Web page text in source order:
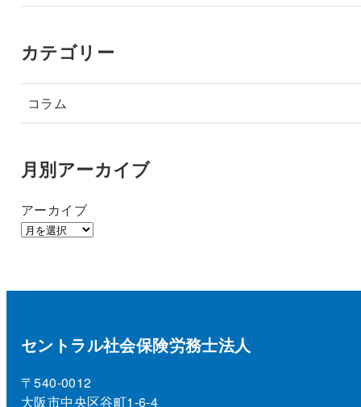
カテゴリー
コラム
月別アーカイブ
アーカイブ
セントラル社会保険労務士法人
〒540-0012
大阪市中央区谷町1-6-4